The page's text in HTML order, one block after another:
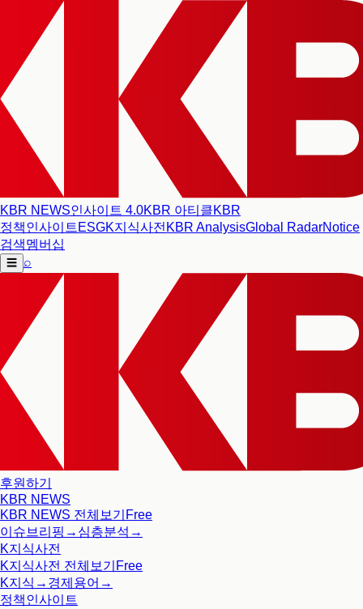
KBR NEWS인사이트 4.0KBR 아티클KBR
정책인사이트 ESGK지식사전 KBR AnalysisGlobal RadarNotice
검색멤버십
☰ ⌕
후원하기
KBR NEWS
KBR NEWS 전체보기 Free
이슈브리핑 → 심층분석 →
K지식사전
K지식사전 전체보기 Free
K지식 → 경제용어 →
정책인사이트